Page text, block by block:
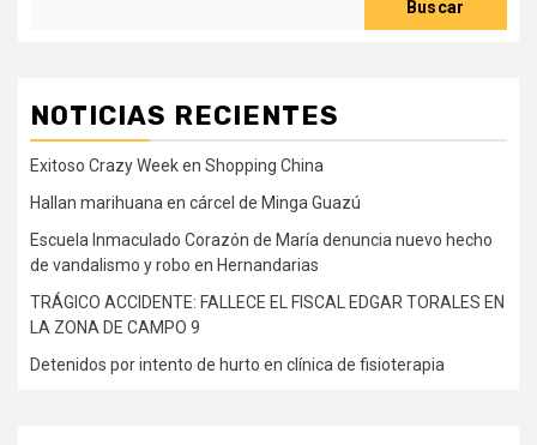
Buscar
NOTICIAS RECIENTES
Exitoso Crazy Week en Shopping China
Hallan marihuana en cárcel de Minga Guazú
Escuela Inmaculado Corazón de María denuncia nuevo hecho
de vandalismo y robo en Hernandarias
TRÁGICO ACCIDENTE: FALLECE EL FISCAL EDGAR TORALES EN
LA ZONA DE CAMPO 9
Detenidos por intento de hurto en clínica de fisioterapia